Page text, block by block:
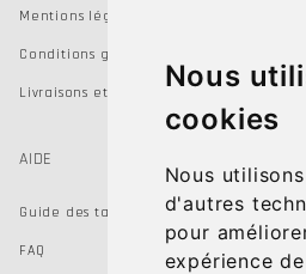
Nous
cookies
Nous
d'autres
pour
expérience
Mentions légales
Conditions générales de vente
Livraisons et Retours
AIDE
Guide des tailles
FAQ